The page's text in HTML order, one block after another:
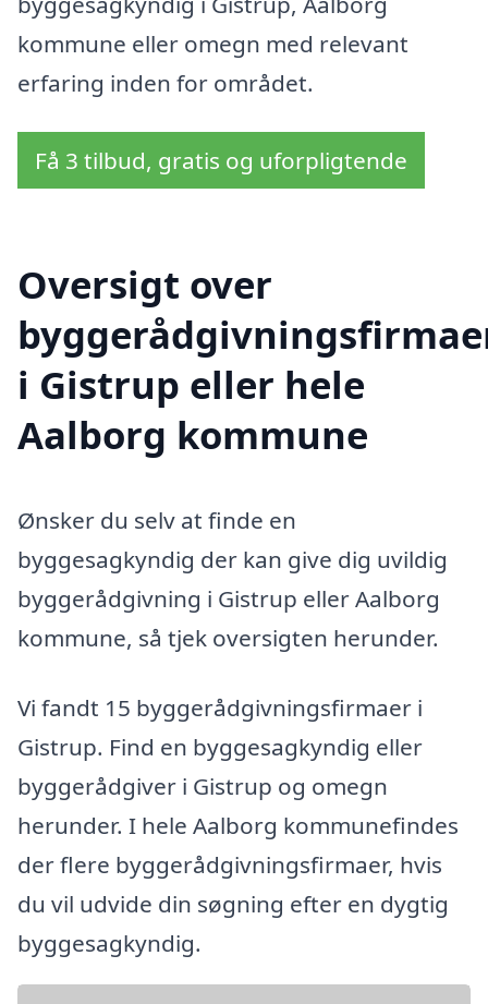
kommune eller omegn med relevant
erfaring inden for området.
Få 3 tilbud, gratis og uforpligtende
Oversigt over
i Gistrup eller hele
Aalborg kommune
Ønsker du selv at finde en
byggesagkyndig der kan give dig uvildig
byggerådgivning i Gistrup eller Aalborg
kommune, så tjek oversigten herunder.
Vi fandt 15 byggerådgivningsfirmaer i
Gistrup. Find en byggesagkyndig eller
byggerådgiver i Gistrup og omegn
herunder. I hele Aalborg kommunefindes
der flere byggerådgivningsfirmaer, hvis
du vil udvide din søgning efter en dygtig
byggesagkyndig.